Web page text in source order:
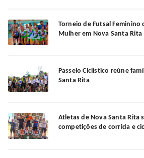
Torneio de Futsal Feminino
Mulher em Nova Santa Rita
Passeio Ciclístico reúne
Santa Rita
Atletas de Nova Santa Rita
competições de corrida e